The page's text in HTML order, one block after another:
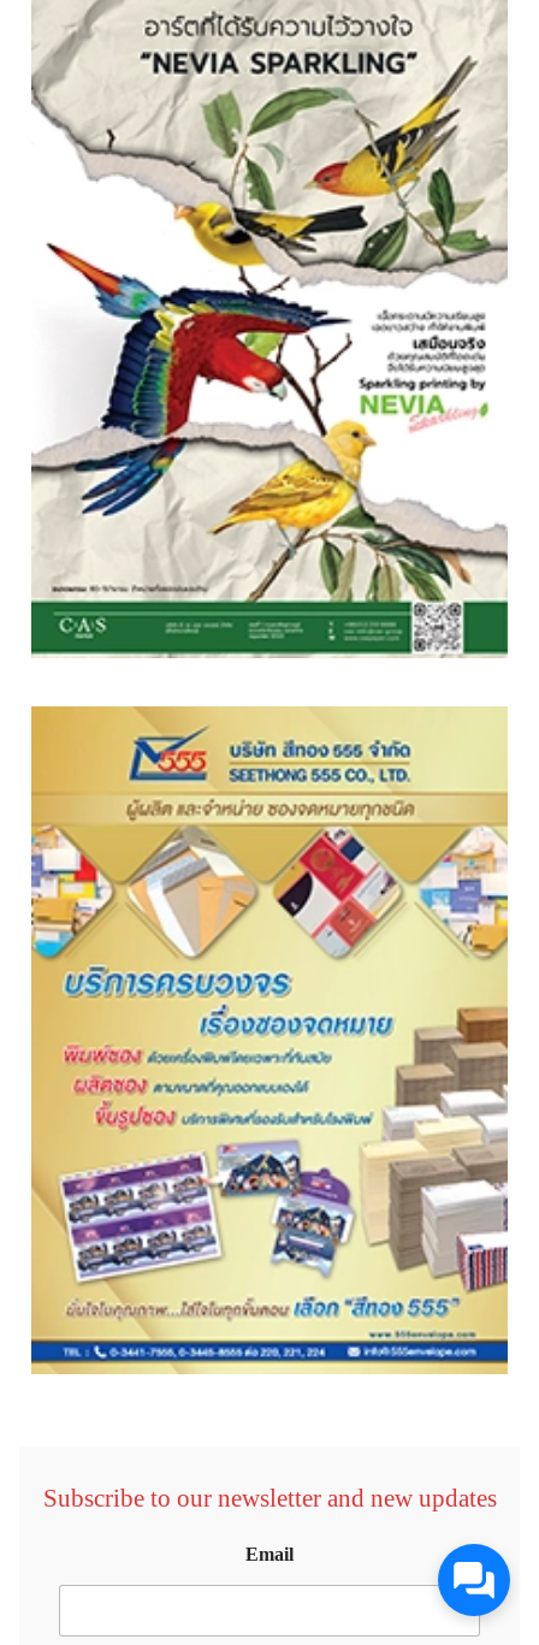
Subscribe to our newsletter and new updates
Email